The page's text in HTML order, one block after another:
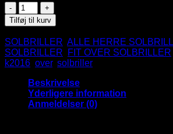
Sorte
Fit-
Over
Solbriller
-
Alicante
|
Mørke
glas
antal
Tilføj til kurv
SOLBRILLER ALLE HERRE
SOLBRILLER
FIT OVER SOLBRILLER
k2016 over, solbriller
Beskrivelse
Yderligere information
Anmeldelser (0)